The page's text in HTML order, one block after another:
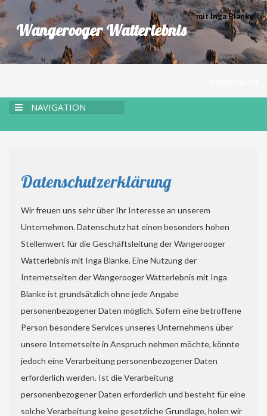
Wangerooger Watterlebnis
mit Inga Blanke
NAVIGATION
Datenschutzerklärung
Wir freuen uns sehr über Ihr Interesse an unserem
Unternehmen. Datenschutz hat einen besonders hohen
Stellenwert für die Geschäftsleitung der Wangerooger
Watterlebnis mit Inga Blanke. Eine Nutzung der
Internetseiten der Wangerooger Watterlebnis mit Inga
Blanke ist grundsätzlich ohne jede Angabe
personenbezogener Daten möglich. Sofern eine betroffene
Person besondere Services unseres Unternehmens über
unsere Internetseite in Anspruch nehmen möchte, könnte
jedoch eine Verarbeitung personenbezogener Daten
erforderlich werden. Ist die Verarbeitung
personenbezogener Daten erforderlich und besteht für eine
solche Verarbeitung keine gesetzliche Grundlage, holen wir